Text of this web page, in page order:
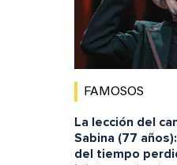
FAMOSOS
La lección del
Sabina (77
del tiempo